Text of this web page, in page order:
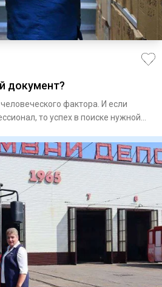
документ?
фактора. И если
то успех в поиске нужной